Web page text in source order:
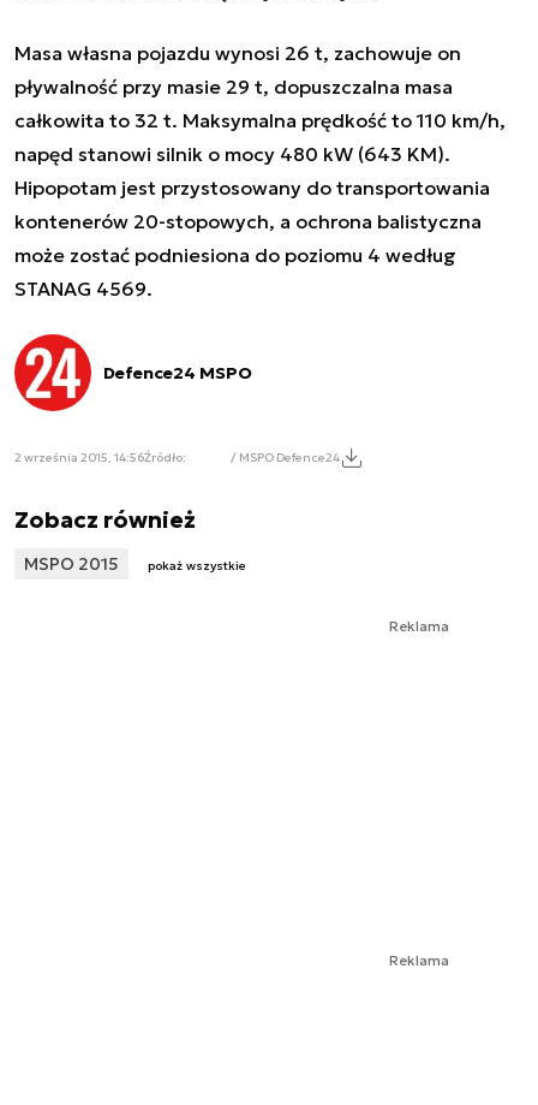
Masa własna pojazdu wynosi 26 t, zachowuje on
pływalność przy masie 29 t, dopuszczalna masa
całkowita to 32 t. Maksymalna prędkość to 110 km/h,
napęd stanowi silnik o mocy 480 kW (643 KM).
Hipopotam jest przystosowany do transportowania
kontenerów 20-stopowych, a ochrona balistyczna
może zostać podniesiona do poziomu 4 według
STANAG 4569.
Defence24 MSPO
2 września 2015, 14:56Źródło: / MSPO Defence24
Zobacz również
MSPO 2015 pokaż wszystkie
Reklama
Reklama